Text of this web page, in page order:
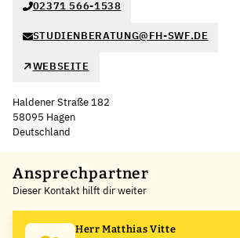
02371 566-1538
STUDIENBERATUNG@FH-SWF.DE
WEBSEITE
Haldener Straße 182
58095 Hagen
Deutschland
+
−
Ansprechpartner
Dieser Kontakt hilft dir weiter
Herr Matthias Vitte